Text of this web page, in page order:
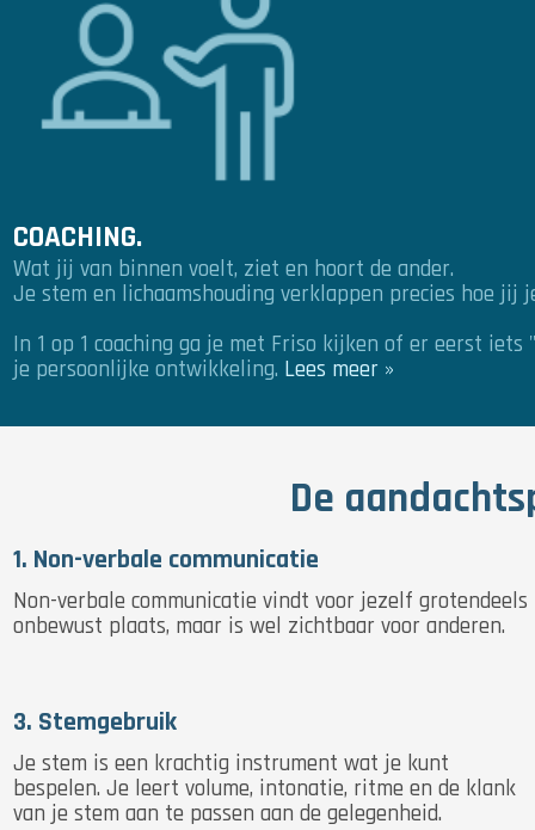
COACHING.
Wat jij van binnen voelt, ziet en hoort de ander.
Je stem en lichaamshouding verklappen precies hoe jij
In 1 op 1 coaching ga je met Friso kijken of er eerst
je persoonlijke ontwikkeling. Lees meer »
De
1. Non-verbale communicatie
Non-verbale communicatie vindt voor jezelf grotendeels
onbewust plaats, maar is wel zichtbaar voor anderen.
3. Stemgebruik
Je stem is een krachtig instrument wat je kunt
bespelen. Je leert volume, intonatie, ritme en de klank
van je stem aan te passen aan de gelegenheid.